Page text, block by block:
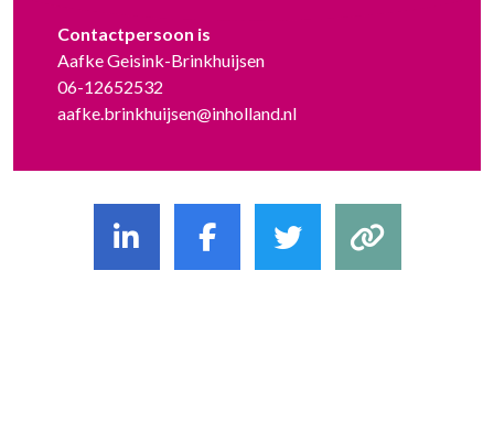
Contactpersoon is
Aafke Geisink-Brinkhuijsen
06-12652532
aafke.brinkhuijsen@inholland.nl